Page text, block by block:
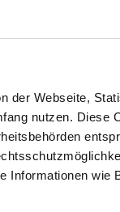
der Webseite,
nutzen.
Informationen